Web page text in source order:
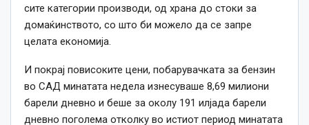
сите категории производи, од храна до стоки за
домаќинството, со што би можело да се запре
целата економија.
И покрај повисоките цени, побарувачката за бензин
во САД минатата недела изнесуваше 8,69 милиони
барели дневно и беше за околу 191 илјада барели
дневно поголема отколку во истиот период минатата